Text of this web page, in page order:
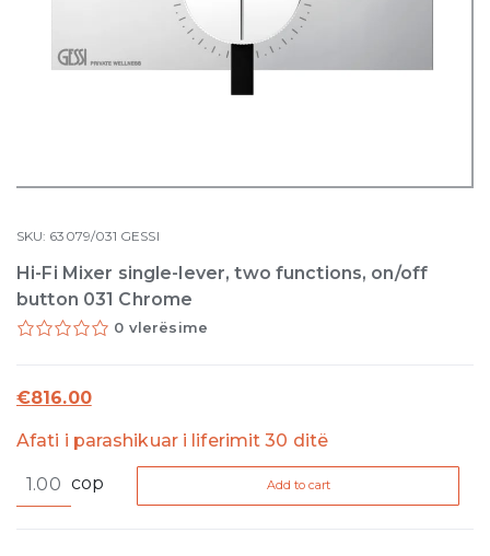
SKU: 63079/031 GESSI
Hi-Fi Mixer single-lever, two functions, on/off
button 031 Chrome
0 vlerësime
€816.00
Afati i parashikuar i liferimit 30 ditë
Fi
cop Add to cart